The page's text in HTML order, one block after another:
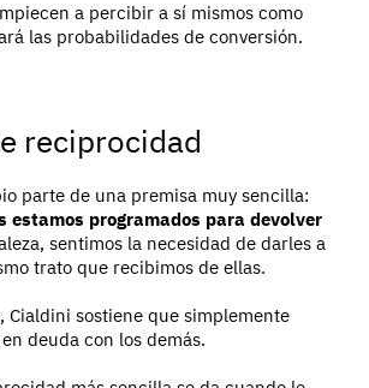
a percibir a sí mismos como
las probabilidades de conversión.
reciprocidad
parte de una premisa muy sencilla:
estamos programados para devolver
sentimos la necesidad de darles a
trato que recibimos de ellas.
Cialdini sostiene que simplemente
deuda con los demás.